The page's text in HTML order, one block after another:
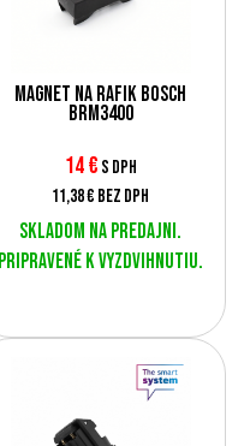
Magnet na ráfik Bosch
BRM3400
14€ s DPH
11,38 € bez DPH
Skladom na predajni.
Pripravené k vyzdvihnutiu.